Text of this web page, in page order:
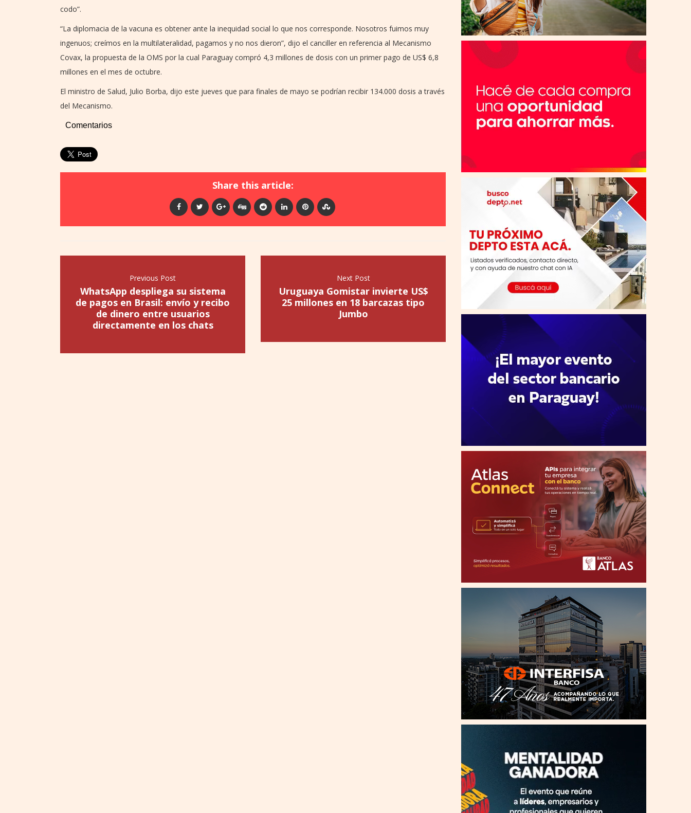
codo”.
“La diplomacia de la vacuna es obtener ante la inequidad social lo que nos corresponde. Nosotros fuimos muy
ingenuos; creímos en la multilateralidad, pagamos y no nos dieron”, dijo el canciller en referencia al Mecanismo
Covax, la propuesta de la OMS por la cual Paraguay compró 4,3 millones de dosis con un primer pago de US$ 6,8
millones en el mes de octubre.
El ministro de Salud, Julio Borba, dijo este jueves que para finales de mayo se podrían recibir 134.000 dosis a través
del Mecanismo.
Comentarios
Share this article:
Previous Post
WhatsApp despliega su sistema
de pagos en Brasil: envío y recibo
de dinero entre usuarios
directamente en los chats
Next Post
Uruguaya Gomistar invierte US$
25 millones en 18 barcazas tipo
Jumbo